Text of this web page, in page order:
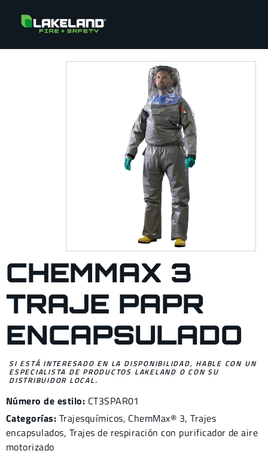
CHEMMAX 3
TRAJE PAPR
ENCAPSULADO
SI ESTÁ INTERESADO EN LA DISPONIBILIDAD, HABLE CON UN
ESPECIALISTA DE PRODUCTOS LAKELAND O CON SU
DISTRIBUIDOR LOCAL.
Número de estilo: CT3SPAR01
Categorías: Trajesquímicos, ChemMax® 3, Trajes
encapsulados, Trajes de respiración con purificador de aire
motorizado